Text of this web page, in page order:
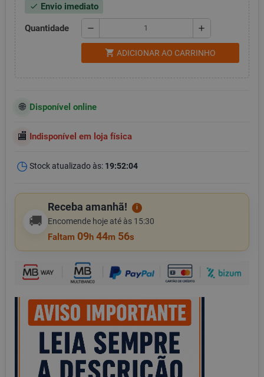
check Envio imediato
Quantidade remove add
shopping_cart ADICIONAR AO CARRINHO
Disponível online
Indisponível em loja física
Stock atualizado às: 19:52:04
🚚
Receba amanhã! i
Encomende hoje até às 15:30
Faltam 09h 44m 56s